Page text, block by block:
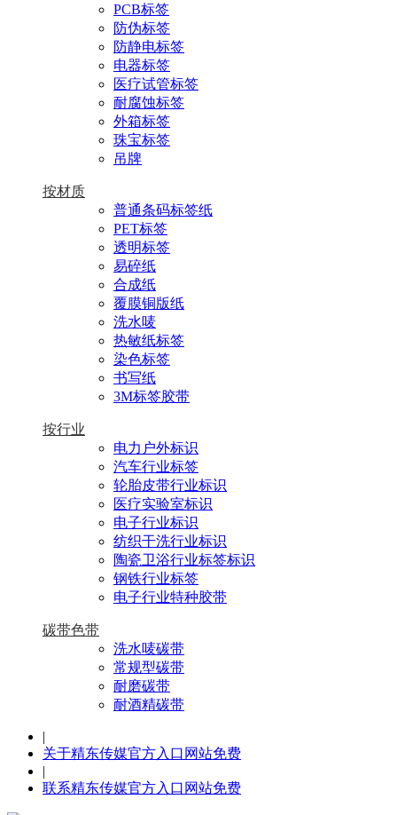
PCB标签
防伪标签
防静电标签
电器标签
医疗试管标签
耐腐蚀标签
外箱标签
珠宝标签
吊牌
按材质
普通条码标签纸
PET标签
透明标签
易碎纸
合成纸
覆膜铜版纸
洗水唛
热敏纸标签
染色标签
书写纸
3M标签胶带
按行业
电力户外标识
汽车行业标签
轮胎皮带行业标识
医疗实验室标识
电子行业标识
纺织干洗行业标识
陶瓷卫浴行业标签标识
钢铁行业标签
电子行业特种胶带
碳带色带
洗水唛碳带
常规型碳带
耐磨碳带
耐酒精碳带
|
关于精东传媒官方入口网站免费
|
联系精东传媒官方入口网站免费